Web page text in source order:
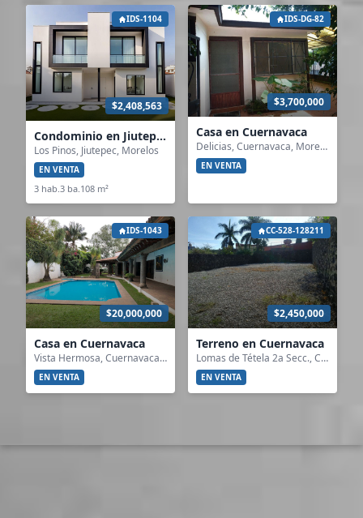
IDS-1104
$2,408,563
Condominio en Jiutepec
Los Pinos, Jiutepec, Morelos
EN VENTA
3 hab.3 ba.108 m²
IDS-DG-82
$3,700,000
Casa en Cuernavaca
Delicias, Cuernavaca, Morelos
EN VENTA
IDS-1043
$20,000,000
Casa en Cuernavaca
Vista Hermosa, Cuernavaca, Morelos
EN VENTA
CC-528-128211
$2,450,000
Terreno en Cuernavaca
Lomas de Tétela 2a Secc., Cuernavaca, Morelos
EN VENTA